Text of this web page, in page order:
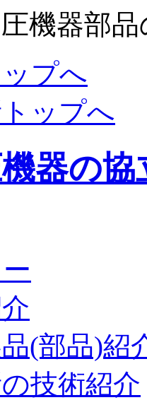
機器部
プへ
ップへ
器の
(部品)紹
技術紹介